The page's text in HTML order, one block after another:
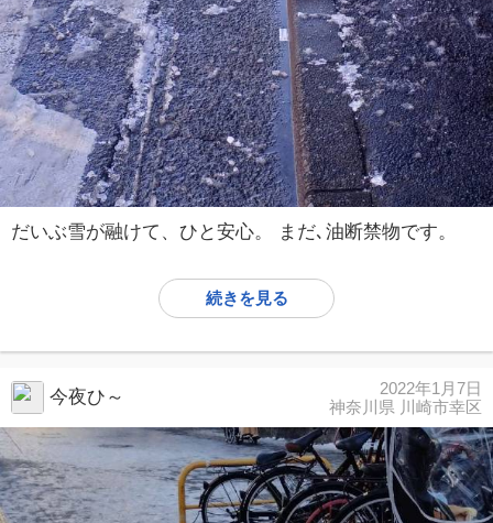
だいぶ雪が融けて、ひと安心。 まだ､油断禁物です。
続きを見る
今夜ひ～
2022年1月7日
神奈川県 川崎市幸区